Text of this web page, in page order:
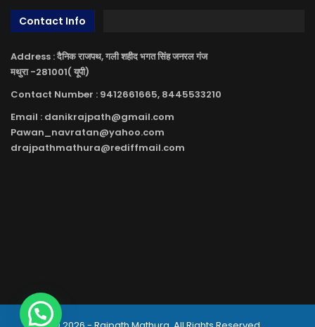
Contact Info
Address : दैनिक राजपथ, गली शहीद भगत सिंह जनरल गंज
मथुरा -281001( यूपी)
Contact Number : 9412661665, 8445533210
Email : danikrajpath@gmail.com
Pawan_navratan@yahoo.com
drajpathmathura@rediffmail.com